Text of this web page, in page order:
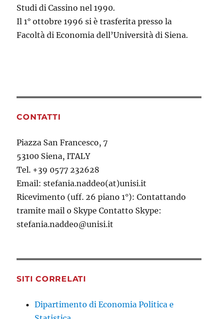
Studi di Cassino nel 1990.
Il 1° ottobre 1996 si è trasferita presso la
Facoltà di Economia dell’Università di Siena.
CONTATTI
Piazza San Francesco, 7
53100 Siena, ITALY
Tel. +39 0577 232628
Email: stefania.naddeo(at)unisi.it
Ricevimento (uff. 26 piano 1°): Contattando
tramite mail o Skype Contatto Skype:
stefania.naddeo@unisi.it
SITI CORRELATI
Dipartimento di Economia Politica e